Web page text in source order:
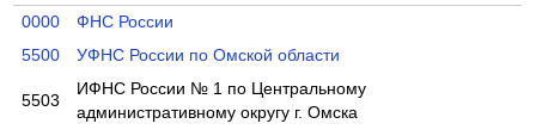
0000
ФНС России
5500
УФНС России по Омской области
5503
ИФНС России № 1 по Центральному
административному округу г. Омска